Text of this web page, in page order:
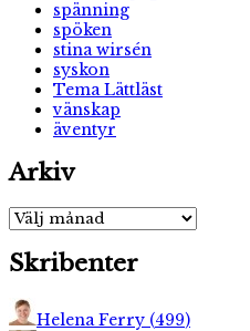
spänning
spöken
stina wirsén
syskon
Tema Lättläst
vänskap
äventyr
Arkiv
Arkiv
Skribenter
Helena Ferry (499)